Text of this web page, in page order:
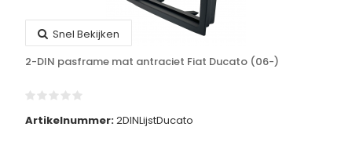
Snel Bekijken
2-DIN pasframe mat antraciet Fiat Ducato (06-)
Artikelnummer:2DINLijstDucato